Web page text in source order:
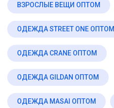
ВЗРОСЛЫЕ ВЕЩИ ОПТОМ
ОДЕЖДА STREET ONE ОПТОМ
ОДЕЖДА CRANE ОПТОМ
ОДЕЖДА GILDAN ОПТОМ
ОДЕЖДА MASAI ОПТОМ